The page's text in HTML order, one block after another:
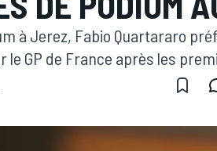
à Jerez, Fabio Quartararo
le GP de France après les